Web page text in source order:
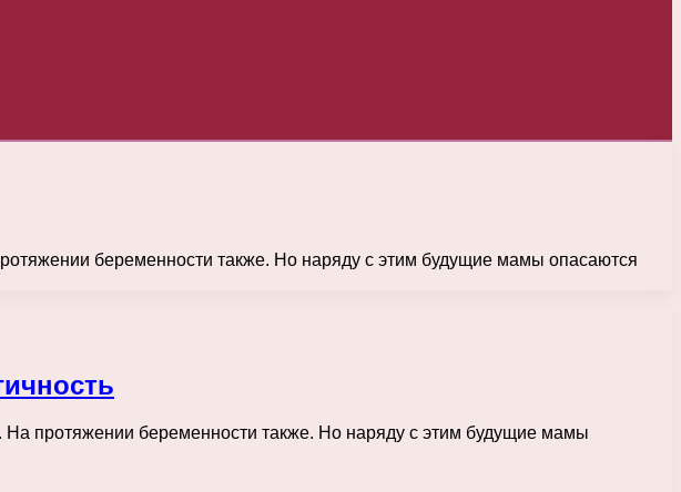
беременности также. Но наряду с этим будущие мамы опасаются
протяжении беременности также. Но наряду с этим будущие мамы